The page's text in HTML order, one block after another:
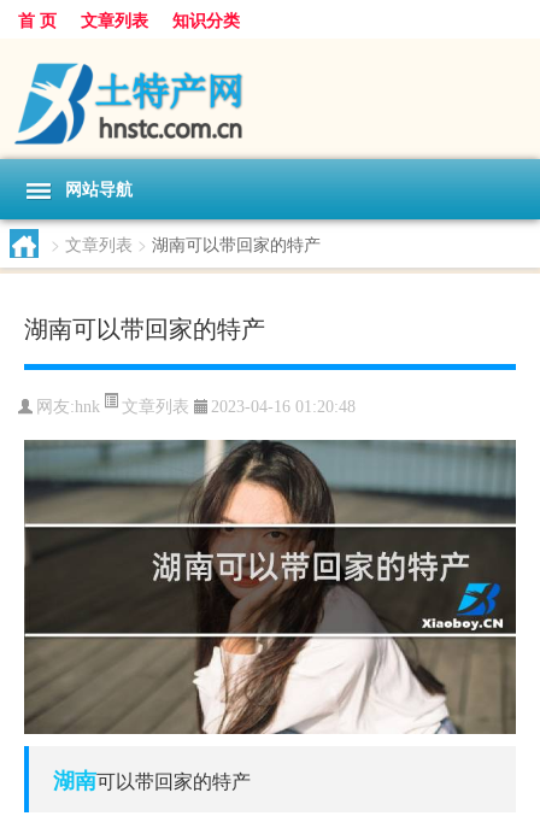
首 页 文章列表 知识分类
网站导航
> 文章列表 > 湖南可以带回家的特产
湖南可以带回家的特产
网友:hnk 文章列表 2023-04-16 01:20:48
湖南可以带回家的特产